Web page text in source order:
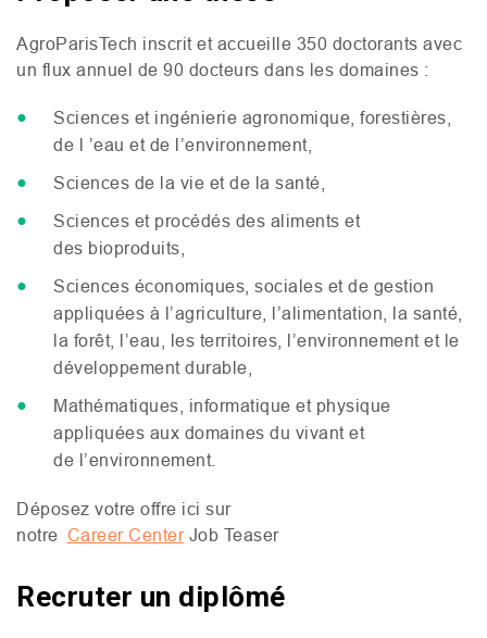
AgroParisTech inscrit et accueille 350 doctorants avec
un flux annuel de 90 docteurs dans les domaines :
Sciences et ingénierie agronomique, forestières,
de l ’eau et de l’environnement,
Sciences de la vie et de la santé,
Sciences et procédés des aliments et
des bioproduits,
Sciences économiques, sociales et de gestion
appliquées à l’agriculture, l’alimentation, la santé,
la forêt, l’eau, les territoires, l’environnement et le
développement durable,
Mathématiques, informatique et physique
appliquées aux domaines du vivant et
de l’environnement.
Déposez votre offre ici sur
notre Career CenterJob Teaser
Recruter un diplômé